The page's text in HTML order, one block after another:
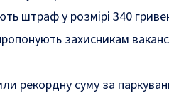
штраф у розмірі 340
захисникам
рекордну суму за